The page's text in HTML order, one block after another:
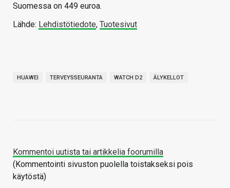
Suomessa on 449 euroa.
Lähde: Lehdistötiedote, Tuotesivut
HUAWEI TERVEYSSEURANTA WATCH D2 ÄLYKELLOT
Kommentoi uutista tai artikkelia foorumilla
(Kommentointi sivuston puolella toistakseksi pois
käytöstä)